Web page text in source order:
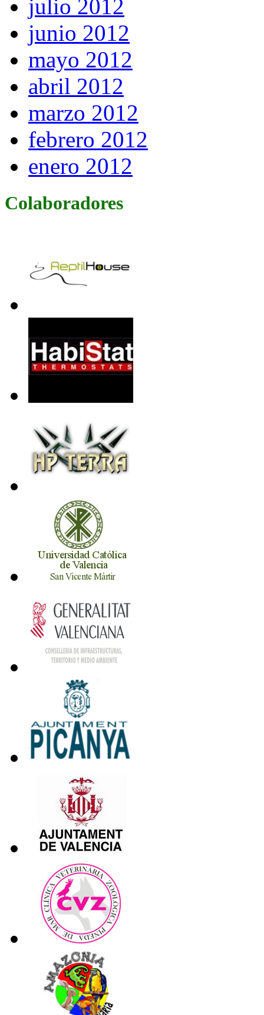
julio 2012
junio 2012
mayo 2012
abril 2012
marzo 2012
febrero 2012
enero 2012
Colaboradores